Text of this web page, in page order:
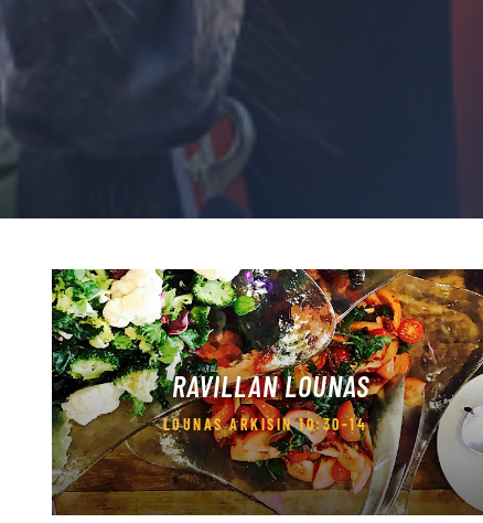
RAVILLAN LOUNAS
LOUNAS ARKISIN 10:30-14